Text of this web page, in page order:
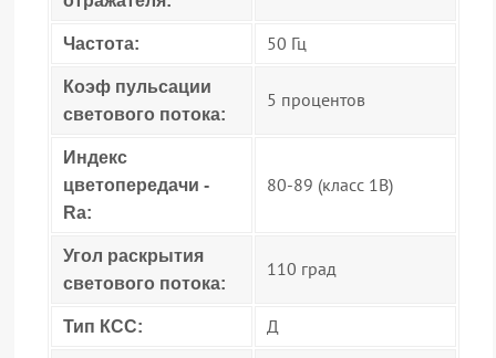
Частота: 50 Гц
Коэф пульсации
светового потока:
5 процентов
Индекс
цветопередачи -
Ra:
80-89 (класс 1B)
Угол раскрытия
светового потока:
110 град
Тип КСС: Д